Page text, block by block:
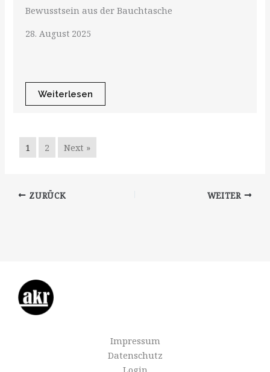
Bewusstsein aus der Bauchtasche
28. August 2025
Weiterlesen
1 2 Next »
ZURÜCK WEITER
Impressum
Datenschutz
Login